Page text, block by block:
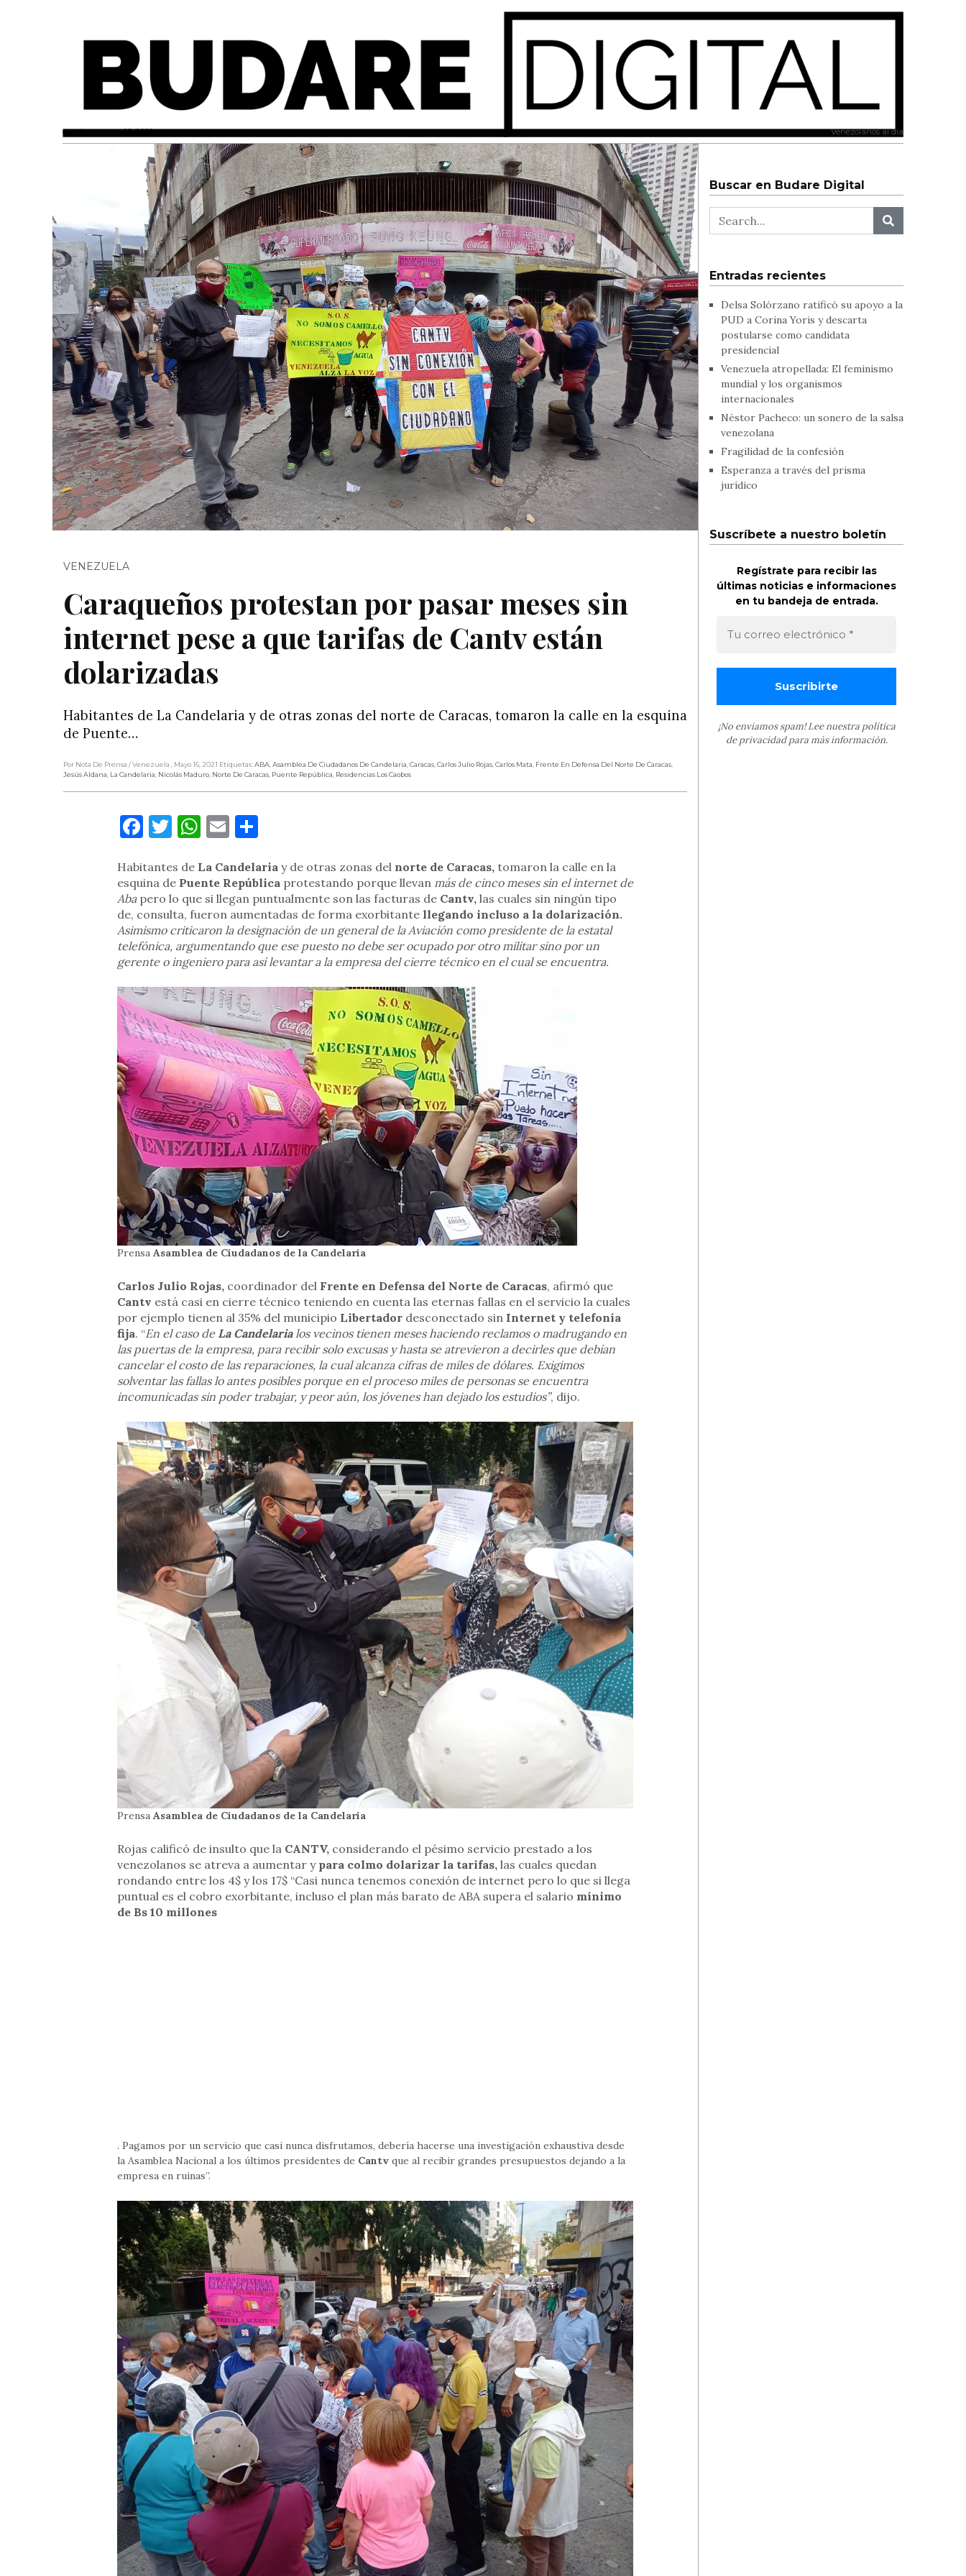
domingo, mayo 16, 2021 Venezolanos al día
VENEZUELA
Caraqueños protestan por pasar meses sin
internet pese a que tarifas de Cantv están
dolarizadas
Habitantes de La Candelaria y de otras zonas del norte de Caracas, tomaron la calle en la esquina
de Puente…
Por Nota De Prensa / Venezuela , Mayo 16, 2021 Etiquetas:ABA,Asamblea De Ciudadanos De Candelaria,Caracas,Carlos Julio Rojas,Carlos Mata, Frente En Defensa Del Norte De Caracas,
Jesús Aldana, La Candelaria, Nicolás Maduro, Norte De Caracas, Puente República, Residencias Los Caobos
Facebook
Twitter
WhatsApp
EmailCompartir
Habitantes de La Candelariay de otras zonas del norte de Caracas,tomaron la calle en la
esquina de Puente Repúblicaprotestando porque llevan más de cinco meses sin el internet de
Abapero lo que si llegan puntualmente son las facturas de Cantv,las cuales sin ningún tipo
de, consulta, fueron aumentadas de forma exorbitante llegando incluso a la dolarización.
Asimismo criticaron la designación de un general de la Aviación como presidente de la estatal
telefónica, argumentando que ese puesto no debe ser ocupado por otro militar sino por un
gerente o ingeniero para así levantar a la empresa del cierre técnico en el cual se encuentra.
Prensa Asamblea de Ciudadanos de la Candelaria
Carlos Julio Rojas, coordinador del Frente en Defensa del Norte de Caracas, afirmó que
Cantv está casi en cierre técnico teniendo en cuenta las eternas fallas en el servicio la cuales
por ejemplo tienen al 35% del municipio Libertadordesconectado sinInternet y telefonía
fija. “En el caso de La Candelarialos vecinos tienen meses haciendo reclamos o madrugando en
las puertas de la empresa, para recibir solo excusas y hasta se atrevieron a decirles que debían
cancelar el costo de las reparaciones, la cual alcanza cifras de miles de dólares. Exigimos
solventar las fallas lo antes posibles porque en el proceso miles de personas se encuentra
incomunicadas sin poder trabajar, y peor aún, los jóvenes han dejado los estudios”, dijo.
Prensa Asamblea de Ciudadanos de la Candelaria
Rojas calificó de insulto que la CANTV, considerando el pésimo servicio prestado a los
venezolanos se atreva a aumentar y para colmo dolarizar la tarifas, las cuales quedan
rondando entre los 4$ y los 17$ “Casi nunca tenemos conexión de internet pero lo que si llega
puntual es el cobro exorbitante, incluso el plan más barato de ABA supera el salario mínimo
de Bs 10 millones
. Pagamos por un servicio que casi nunca disfrutamos, debería hacerse una investigación exhaustiva desde
la Asamblea Nacional a los últimos presidentes de Cantvque al recibir grandes presupuestos dejando a la
empresa en ruinas”.
Buscar en Budare Digital
Entradas recientes
Delsa Solórzano ratificó su apoyo a la
PUD a Corina Yoris y descarta
postularse como candidata
presidencial
Venezuela atropellada: El feminismo
mundial y los organismos
internacionales
Néstor Pacheco: un sonero de la salsa
venezolana
Fragilidad de la confesión
Esperanza a través del prisma
jurídico
Suscríbete a nuestro boletín
Regístrate para recibir las
últimas noticias e informaciones
en tu bandeja de entrada.
¡No enviamos spam! Lee nuestra política
de privacidadpara más información.